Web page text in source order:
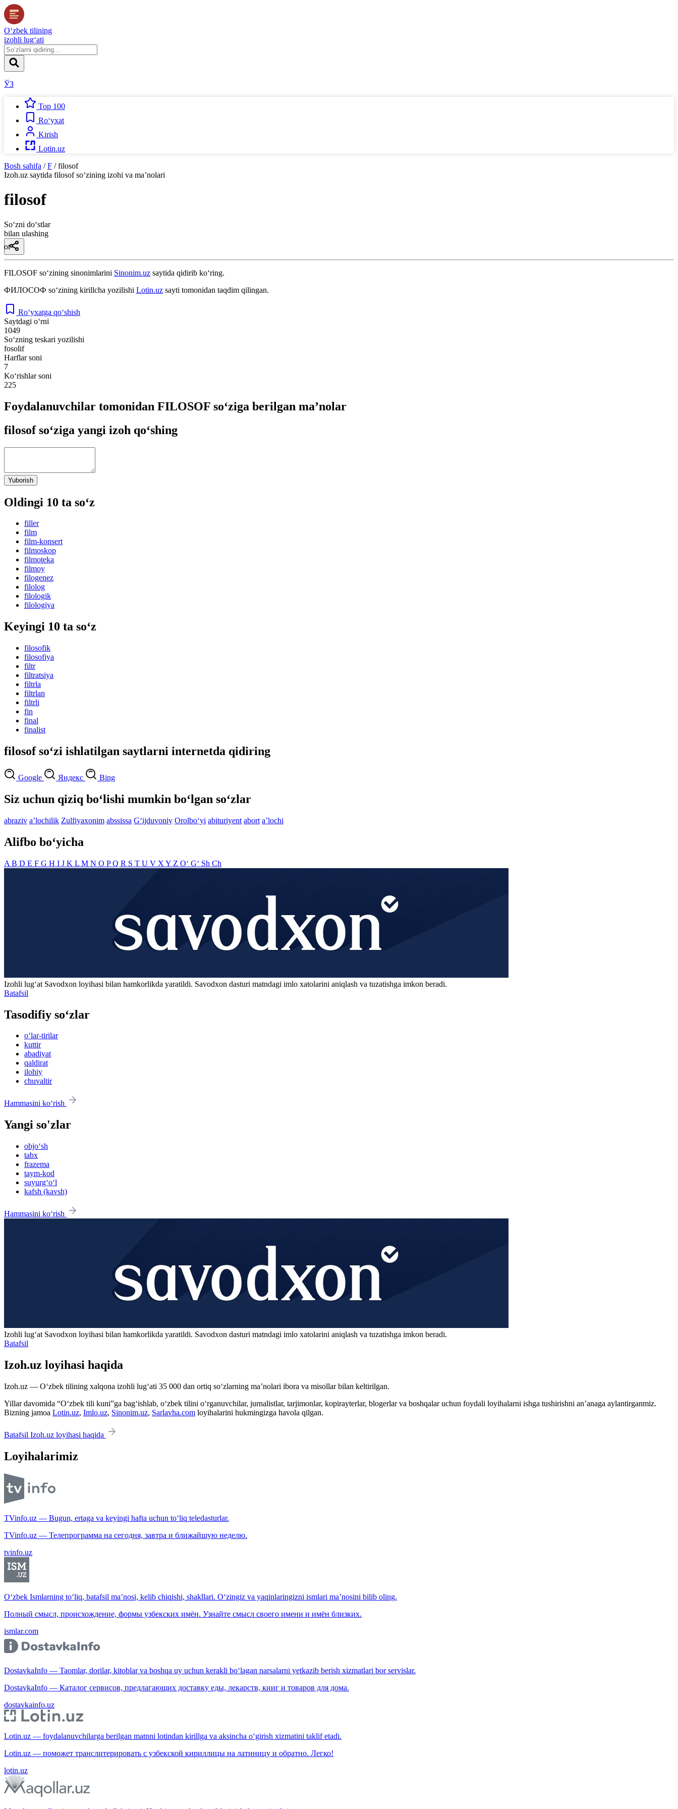
O‘zbek tilining
izohli lug‘ati
ЎЗ
Top 100
Ro‘yxat
Kirish
Lotin.uz
Bosh sahifa / F / filosof
Izoh.uz saytida filosofso‘zining izohi va ma’nolari
filosof
So‘zni do‘stlar
bilan ulashing
ot
FILOSOF so‘zining sinonimlarini Sinonim.uz saytida qidirib ko‘ring.
ФИЛОСОФ so‘zining kirillcha yozilishi Lotin.uz sayti tomonidan taqdim qilingan.
Ro‘yxatga qo‘shish
Saytdagi o‘rni
1049
So‘zning teskari yozilishi
fosolif
Harflar soni
7
Ko‘rishlar soni
225
Foydalanuvchilar tomonidan FILOSOF so‘ziga berilgan ma’nolar
filosof so‘ziga yangi izoh qo‘shing
Yuborish
Oldingi 10 ta so‘z
filler
film
film-konsert
filmoskop
filmoteka
filmoy
filogenez
filolog
filologik
filologiya
Keyingi 10 ta so‘z
filosofik
filosofiya
filtr
filtratsiya
filtrla
filtrlan
filtrli
fin
final
finalist
filosof so‘zi ishlatilgan saytlarni internetda qidiring
Google Яндекс Bing
Siz uchun qiziq bo‘lishi mumkin bo‘lgan so‘zlar
abraziv aʼlochilik Zulfiyaxonim abssissa G‘ijduvoniy Orolbo‘yi abituriyent abort aʼlochi
Alifbo bo‘yicha
A B D E F G H I J K L M N O PQ R S T U V X Y Z O‘ G‘ Sh Ch
Izohli lugʻat Savodxon loyihasi bilan hamkorlikda yaratildi. Savodxon dasturi matndagi imlo xatolarini aniqlash va tuzatishga imkon beradi.
Batafsil
Tasodifiy so‘zlar
o‘lar-tirilar
kuttir
abadiyat
qaldirat
ilohiy
chuvaltir
Hammasini ko‘rish
Yangi so'zlar
objo‘sh
tabx
frazema
taym-kod
suyurg‘o‘l
kafsh (kavsh)
Hammasini ko‘rish
Izohli lugʻat Savodxon loyihasi bilan hamkorlikda yaratildi. Savodxon dasturi matndagi imlo xatolarini aniqlash va tuzatishga imkon beradi.
Batafsil
Izoh.uz loyihasi haqida
Izoh.uz — O‘zbek tilining xalqona izohli lug‘ati 35 000 dan ortiq so‘zlarning ma’nolari ibora va misollar bilan keltirilgan.
Yillar davomida “O‘zbek tili kuni”ga bag‘ishlab, o‘zbek tilini o‘rganuvchilar, jurnalistlar, tarjimonlar, kopirayterlar, blogerlar va boshqalar uchun foydali loyihalarni ishga tushirishni an’anaga aylantirganmiz.
Bizning jamoa Lotin.uz, Imlo.uz, Sinonim.uz, Sarlavha.com loyihalarini hukmingizga havola qilgan.
Batafsil Izoh.uz loyihasi haqida
Loyihalarimiz
TVinfo.uz — Bugun, ertaga va keyingi hafta uchun to‘liq teledasturlar.
TVinfo.uz — Телепрограмма на сегодня, завтра и ближайшую неделю.
tvinfo.uz
O‘zbek Ismlarning to‘liq, batafsil ma’nosi, kelib chiqishi, shakllari. O‘zingiz va yaqinlaringizni ismlari ma’nosini bilib oling.
Полный смысл, происхождение, формы узбекских имён. Узнайте смысл своего имени и имён близких.
ismlar.com
DostavkaInfo — Taomlar, dorilar, kitoblar va boshqa uy uchun kerakli bo‘lagan narsalarni yetkazib berish xizmatlari bor servislar.
DostavkaInfo — Каталог сервисов, предлагающих доставку еды, лекарств, книг и товаров для дома.
dostavkainfo.uz
Lotin.uz — foydalanuvchilarga berilgan matnni lotindan kirillga va aksincha o‘girish xizmatini taklif etadi.
Lotin.uz — поможет транслитерировать с узбекской кириллицы на латиницу и обратно. Легко!
lotin.uz